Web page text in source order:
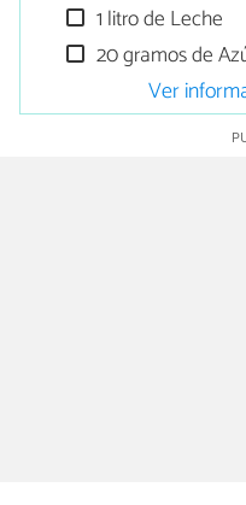
1 litro de Leche
20 gramos de
Ver